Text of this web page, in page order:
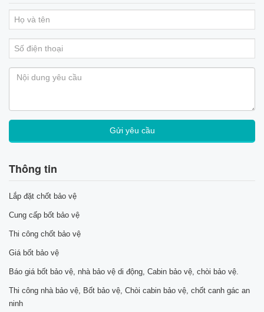
Thông tin
Lắp đặt chốt bảo vệ
Cung cấp bốt bảo vệ
Thi công chốt bảo vệ
Giá bốt bảo vệ
Báo giá bốt bảo vệ, nhà bảo vệ di động, Cabin bảo vệ, chòi bảo vệ.
Thi công nhà bảo vệ, Bốt bảo vệ, Chòi cabin bảo vệ, chốt canh gác an
ninh